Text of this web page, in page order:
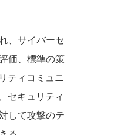
、サイバーセ
価、標準の策
ティコミュニ
セキュリティ
して攻撃のテ